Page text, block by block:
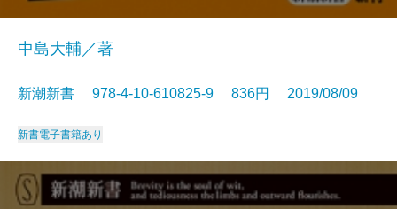
中島大輔／著
新潮新書 978-4-10-610825-9 836円 2019/08/09
新書電子書籍あり